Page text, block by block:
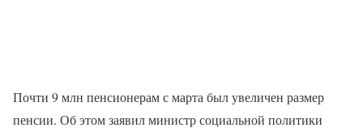
Почти 9 млн пенсионерам с марта был увеличен размер
пенсии. Об этом заявил министр социальной политики